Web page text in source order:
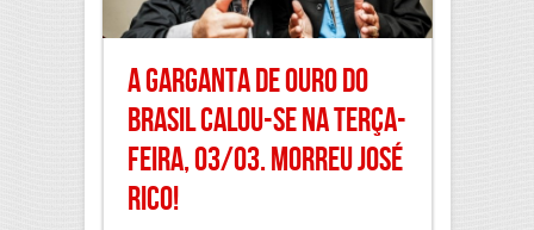
A Garganta de Ouro do
Brasil calou-se na terça-
feira, 03/03. Morreu José
Rico!